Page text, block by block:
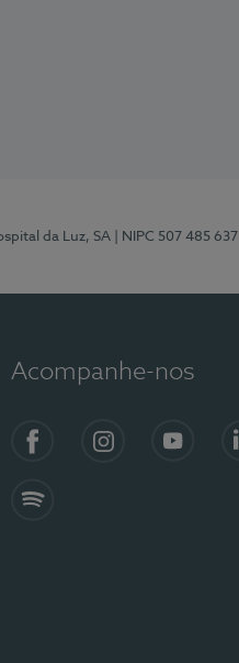
da Luz, SA | NIPC 507 485 637
Acompanhe-nos